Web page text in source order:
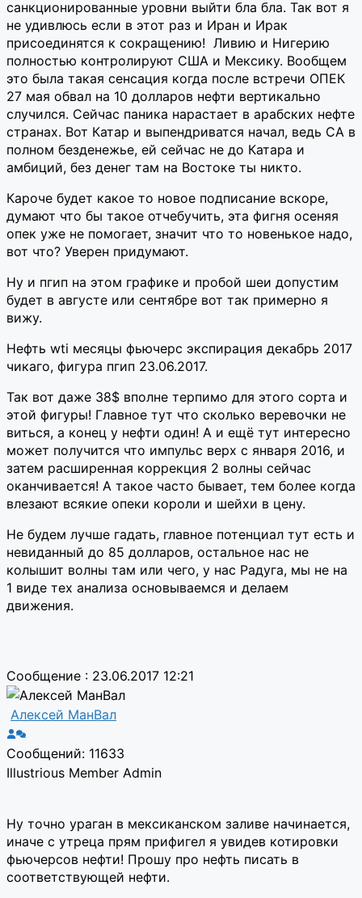
санкционированные уровни выйти бла бла. Так вот я
не удивлюсь если в этот раз и Иран и Ирак
присоединятся к сокращению! Ливию и Нигерию
полностью контролируют США и Мексику. Вообщем
это была такая сенсация когда после встречи ОПЕК
27 мая обвал на 10 долларов нефти вертикально
случился. Сейчас паника нарастает в арабских нефте
странах. Вот Катар и выпендриватся начал, ведь СА в
полном безденежье, ей сейчас не до Катара и
амбиций, без денег там на Востоке ты никто.
Кароче будет какое то новое подписание вскоре,
думают что бы такое отчебучить, эта фигня осеняя
опек уже не помогает, значит что то новенькое надо,
вот что? Уверен придумают.
Ну и пгип на этом графике и пробой шеи допустим
будет в августе или сентябре вот так примерно я
вижу.
Нефть wti месяцы фьючерс экспирация декабрь 2017
чикаго, фигура пгип 23.06.2017.
Так вот даже 38$ вполне терпимо для этого сорта и
этой фигуры! Главное тут что сколько веревочки не
виться, а конец у нефти один! А и ещё тут интересно
может получится что импульс верх с января 2016, и
затем расширенная коррекция 2 волны сейчас
оканчивается! А такое часто бывает, тем более когда
влезают всякие опеки короли и шейхи в цену.
Не будем лучше гадать, главное потенциал тут есть и
невиданный до 85 долларов, остальное нас не
колышит волны там или чего, у нас Радуга, мы не на
1 виде тех анализа основываемся и делаем
движения.
Сообщение : 23.06.2017 12:21
Алексей МанВал
Сообщений: 11633
Illustrious Member Admin
Ну точно ураган в мексиканском заливе начинается,
иначе с утреца прям прифигел я увидев котировки
фьючерсов нефти! Прошу про нефть писать в
соответствующей нефти.